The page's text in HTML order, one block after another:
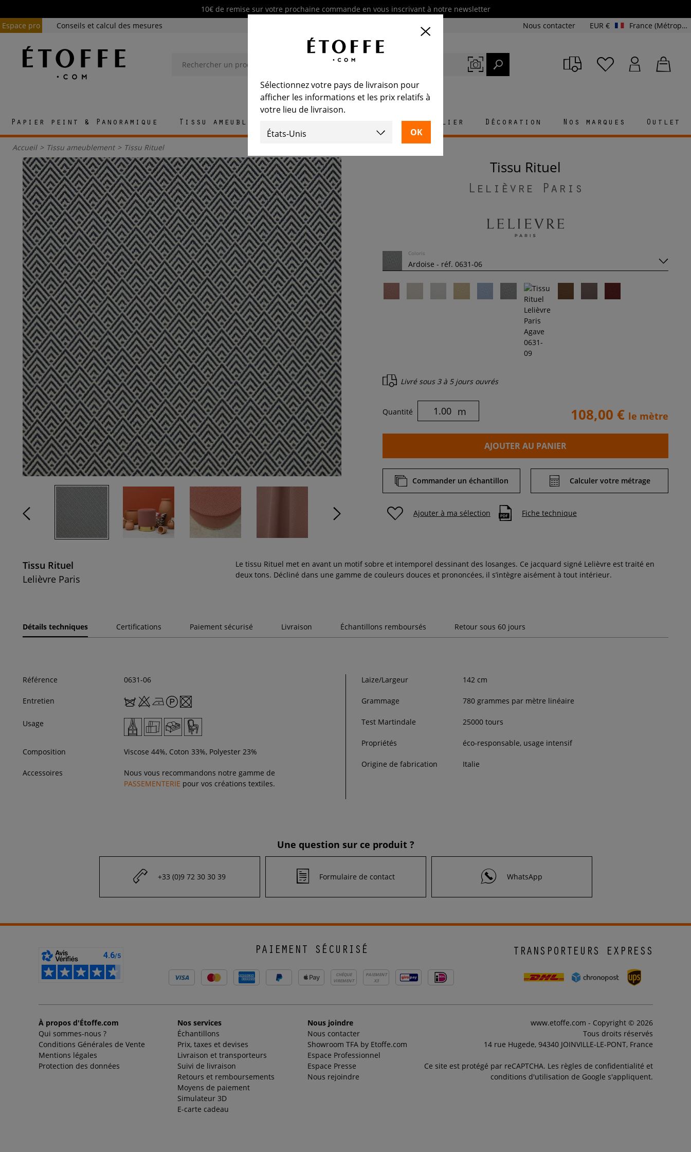
10€ de remise sur votre prochaine commande en vous inscrivant à notre newsletter
Espace pro
Conseils et calcul des mesures Nous contacter EUR € France (Métropolitaine et Corse)
Papier peint & Panoramique Tissu ameublement Mobilier Décoration Nos marques Outlet
Accueil > Tissu ameublement > Tissu Rituel
Tissu Rituel
Lelièvre Paris
Coloris
Livré sous 3 à 5 jours ouvrés
Quantité m 108,00 € le mètre
AJOUTER AU PANIER
Commander un échantillon Calculer votre métrage
Ajouter à ma sélection Fiche technique
Tissu Rituel
Lelièvre Paris
Le tissu Rituel met en avant un motif sobre et intemporel dessinant des losanges. Ce jacquard signé Lelièvre est traité en
deux tons. Décliné dans une gamme de couleurs douces et prononcées, il s’intègre aisément à tout intérieur.
Détails techniques Certifications Paiement sécurisé Livraison Échantillons remboursés Retour sous 60 jours
Référence 0631-06
Entretien
Usage
Composition Viscose 44%, Coton 33%, Polyester 23%
Accessoires
Nous vous recommandons notre gamme de
PASSEMENTERIE pour vos créations textiles.
Laize/Largeur 142 cm
Grammage 780 grammes par mètre linéaire
Test Martindale 25000 tours
Propriétés éco-responsable, usage intensif
Origine de fabrication Italie
Une question sur ce produit ?
+33 (0)9 72 30 30 39 Formulaire de contact WhatsApp
PAIEMENT SÉCURISÉ
CHÈQUE
VIREMENT
PAIEMENT
X3
TRANSPORTEURS EXPRESS
À propos d'Étoffe.com
Qui sommes-nous ?
Conditions Générales de Vente
Mentions légales
Protection des données
Nos services
Échantillons
Prix, taxes et devises
Livraison et transporteurs
Suivi de livraison
Retours et remboursements
Moyens de paiement
Simulateur 3D
E-carte cadeau
Nous joindre
Nous contacter
Showroom TFA by Etoffe.com
Espace Professionnel
Espace Presse
Nous rejoindre
www.etoffe.com - Copyright © 2026
Tous droits réservés
14 rue Hugede, 94340 JOINVILLE-LE-PONT, France
Ce site est protégé par reCAPTCHA. Les règles de confidentialité et
conditions d'utilisation de Google s'appliquent.
Sélectionnez votre pays de livraison pour
afficher les informations et les prix relatifs à
votre lieu de livraison.